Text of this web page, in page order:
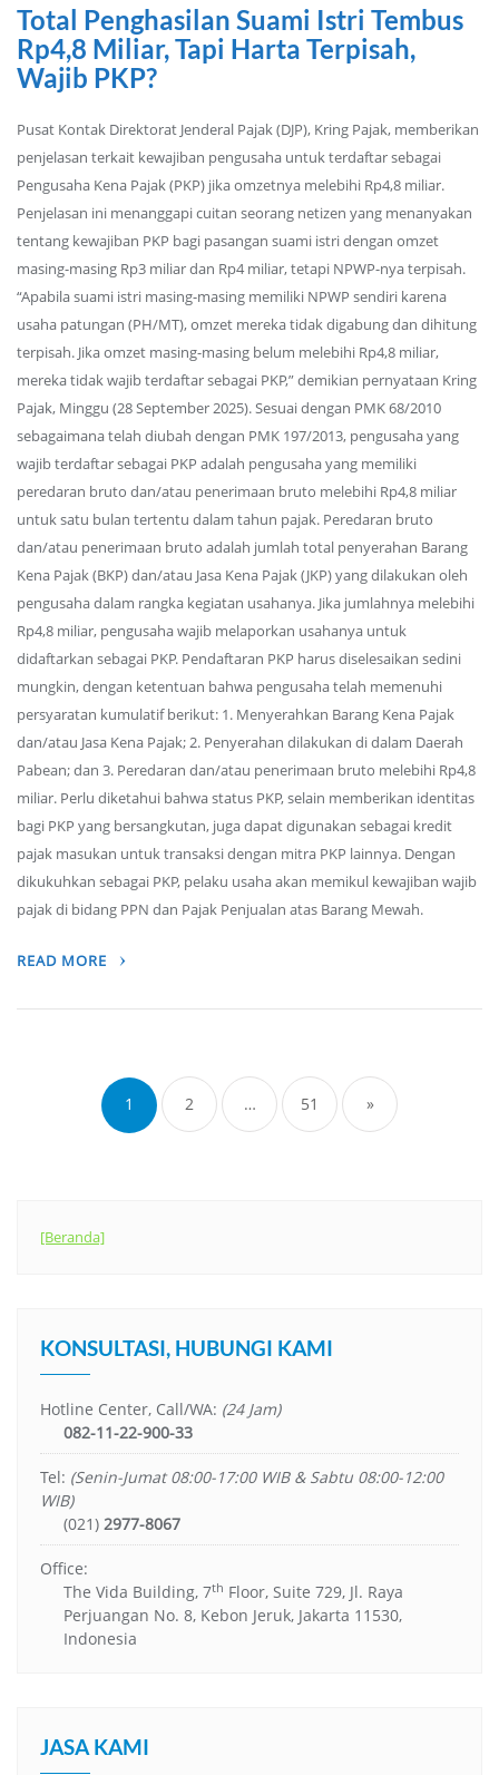
Total Penghasilan Suami Istri Tembus
Rp4,8 Miliar, Tapi Harta Terpisah,
Wajib PKP?
Pusat Kontak Direktorat Jenderal Pajak (DJP), Kring Pajak, memberikan
penjelasan terkait kewajiban pengusaha untuk terdaftar sebagai
Pengusaha Kena Pajak (PKP) jika omzetnya melebihi Rp4,8 miliar.
Penjelasan ini menanggapi cuitan seorang netizen yang menanyakan
tentang kewajiban PKP bagi pasangan suami istri dengan omzet
masing-masing Rp3 miliar dan Rp4 miliar, tetapi NPWP-nya terpisah.
“Apabila suami istri masing-masing memiliki NPWP sendiri karena
usaha patungan (PH/MT), omzet mereka tidak digabung dan dihitung
terpisah. Jika omzet masing-masing belum melebihi Rp4,8 miliar,
mereka tidak wajib terdaftar sebagai PKP,” demikian pernyataan Kring
Pajak, Minggu (28 September 2025). Sesuai dengan PMK 68/2010
sebagaimana telah diubah dengan PMK 197/2013, pengusaha yang
wajib terdaftar sebagai PKP adalah pengusaha yang memiliki
peredaran bruto dan/atau penerimaan bruto melebihi Rp4,8 miliar
untuk satu bulan tertentu dalam tahun pajak. Peredaran bruto
dan/atau penerimaan bruto adalah jumlah total penyerahan Barang
Kena Pajak (BKP) dan/atau Jasa Kena Pajak (JKP) yang dilakukan oleh
pengusaha dalam rangka kegiatan usahanya. Jika jumlahnya melebihi
Rp4,8 miliar, pengusaha wajib melaporkan usahanya untuk
didaftarkan sebagai PKP. Pendaftaran PKP harus diselesaikan sedini
mungkin, dengan ketentuan bahwa pengusaha telah memenuhi
persyaratan kumulatif berikut: 1. Menyerahkan Barang Kena Pajak
dan/atau Jasa Kena Pajak; 2. Penyerahan dilakukan di dalam Daerah
Pabean; dan 3. Peredaran dan/atau penerimaan bruto melebihi Rp4,8
miliar. Perlu diketahui bahwa status PKP, selain memberikan identitas
bagi PKP yang bersangkutan, juga dapat digunakan sebagai kredit
pajak masukan untuk transaksi dengan mitra PKP lainnya. Dengan
dikukuhkan sebagai PKP, pelaku usaha akan memikul kewajiban wajib
pajak di bidang PPN dan Pajak Penjualan atas Barang Mewah.
READ MORE
navigation
1 2 … 51 »
[Beranda]
KONSULTASI, HUBUNGI KAMI
Hotline Center, Call/WA: (24 Jam)
082-11-22-900-33
Tel: (Senin-Jumat 08:00-17:00 WIB & Sabtu 08:00-12:00
WIB)
(021) 2977-8067
Office:
The Vida Building, 7th Floor, Suite 729, Jl. Raya
Perjuangan No. 8, Kebon Jeruk, Jakarta 11530,
Indonesia
JASA KAMI